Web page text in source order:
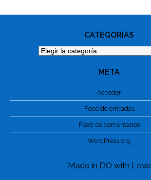
NAVIGATION
CATEGORÍAS
Categorías
META
Acceder
Feed de entradas
Feed de comentarios
WordPress.org
Made in DO with Love